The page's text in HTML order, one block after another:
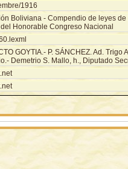
1916
Boliviana - Compendio de leyes
Honorable Congreso Nacional
GOYTIA.- P. SÁNCHEZ. Ad.
Demetrio S. Mallo, h., Diputado